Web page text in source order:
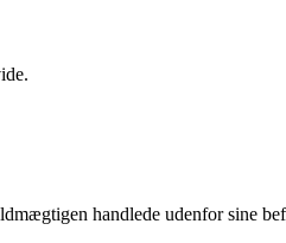
handlede udenfor sine